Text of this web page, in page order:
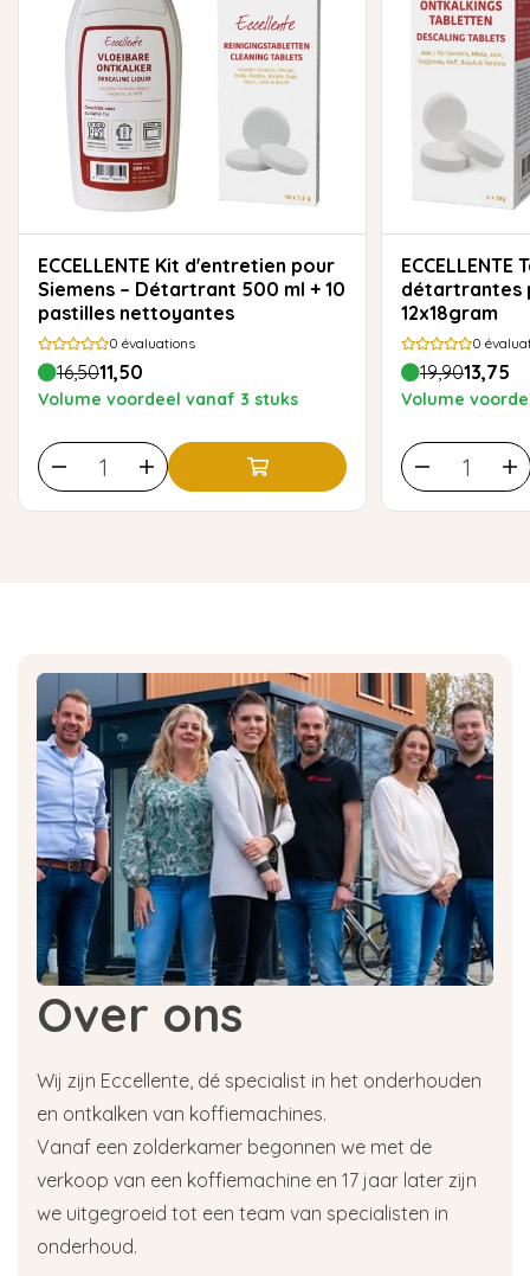
ECCELLENTE Kit d'entretien pour
Siemens – Détartrant 500 ml + 10
pastilles nettoyantes
0 évaluations
16,5011,50
Volume voordeel vanaf 3 stuks
ECCELLENTE Tablettes
détartrantes
12x18gram
0
19,9013,75
Volume
Over ons
Wij zijn Eccellente, dé specialist in het onderhouden
en ontkalken van koffiemachines.
Vanaf een zolderkamer begonnen we met de
verkoop van een koffiemachine en 17 jaar later zijn
we uitgegroeid tot een team van specialisten in
onderhoud.